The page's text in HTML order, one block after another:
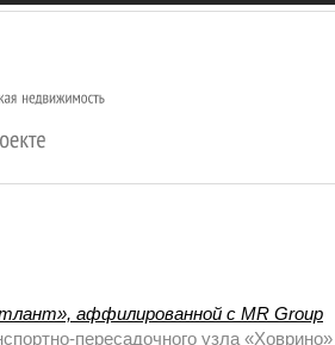
аффилированной с MR Group
пересадочного узла «Ховрино»